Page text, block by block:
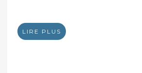
LIRE PLUS